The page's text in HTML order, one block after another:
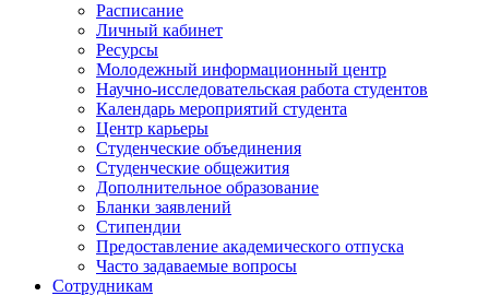
Расписание
Личный кабинет
Ресурсы
Молодежный информационный центр
Научно-исследовательская работа студентов
Календарь мероприятий студента
Центр карьеры
Студенческие объединения
Студенческие общежития
Дополнительное образование
Бланки заявлений
Стипендии
Предоставление академического отпуска
Часто задаваемые вопросы
Сотрудникам